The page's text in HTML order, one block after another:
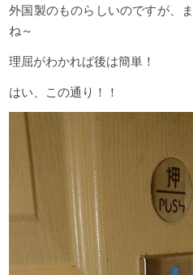
外国製のものらしいのですが、
ね～
理屈がわかれば後は簡単！
はい、この通り！！